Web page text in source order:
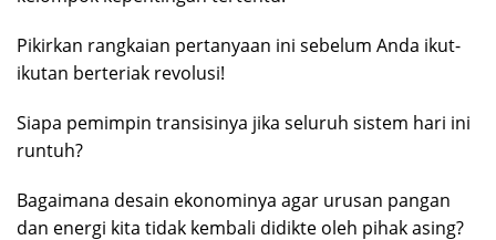
Pikirkan rangkaian pertanyaan ini sebelum Anda ikut-
ikutan berteriak revolusi!
Siapa pemimpin transisinya jika seluruh sistem hari ini
runtuh?
Bagaimana desain ekonominya agar urusan pangan
dan energi kita tidak kembali didikte oleh pihak asing?